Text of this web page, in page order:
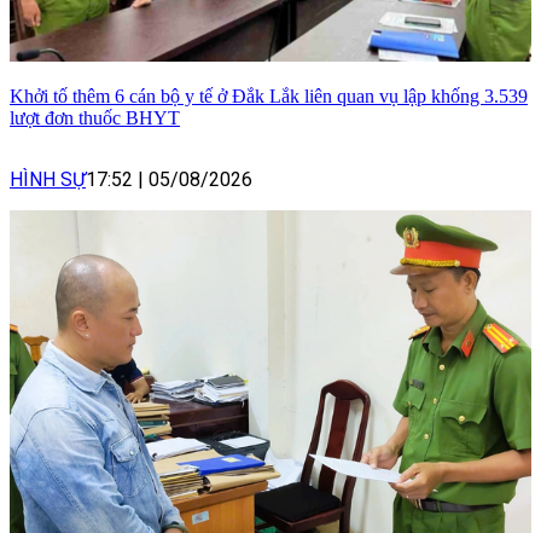
Khởi tố thêm 6 cán bộ y tế ở Đắk Lắk liên quan vụ lập khống 3.539
lượt đơn thuốc BHYT
HÌNH SỰ17:52 05/08/2026